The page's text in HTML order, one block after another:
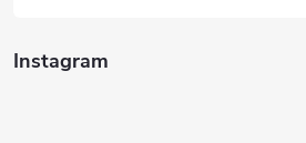
Instagram